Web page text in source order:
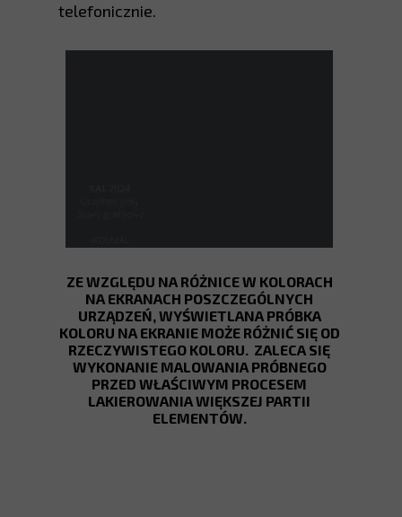
telefonicznie.
ZE WZGLĘDU NA RÓŻNICE W KOLORACH
NA EKRANACH POSZCZEGÓLNYCH
URZĄDZEŃ, WYŚWIETLANA PRÓBKA
KOLORU NA EKRANIE MOŻE RÓŻNIĆ SIĘ OD
RZECZYWISTEGO KOLORU. ZALECA SIĘ
WYKONANIE MALOWANIA PRÓBNEGO
PRZED WŁAŚCIWYM PROCESEM
LAKIEROWANIA WIĘKSZEJ PARTII
ELEMENTÓW.